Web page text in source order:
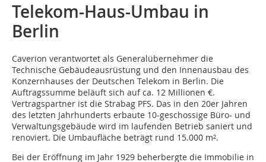
Telekom-Haus-Umbau in
Berlin
Caverion verantwortet als Generalübernehmer die
Technische Gebäudeausrüstung und den Innenausbau des
Konzernhauses der Deutschen Telekom in Berlin. Die
Auftragssumme beläuft sich auf ca. 12 Millionen €.
Vertragspartner ist die Strabag PFS. Das in den 20er Jahren
des letzten Jahrhunderts erbaute 10-geschossige Büro- und
Verwaltungsgebäude wird im laufenden Betrieb saniert und
renoviert. Die Umbaufläche beträgt rund 15.000 m².
Bei der Eröffnung im Jahr 1929 beherbergte die Immobilie in